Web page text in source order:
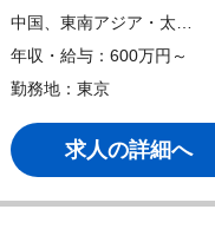
中国、東南アジア・太…
年収・給与：600万円～
勤務地：東京
求人の詳細へ